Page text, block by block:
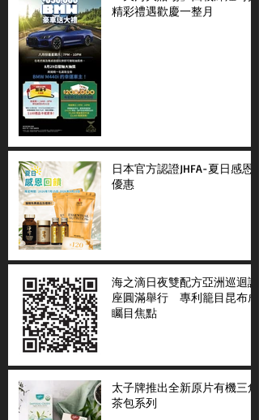
精彩禮遇歡慶一整月
日本官方認證JHFA-夏日感恩
優惠
海之滴日夜雙配方亞洲巡迴講
座圓滿舉行 專利籠目昆布成
矚目焦點
太子牌推出全新原片有機三角
茶包系列